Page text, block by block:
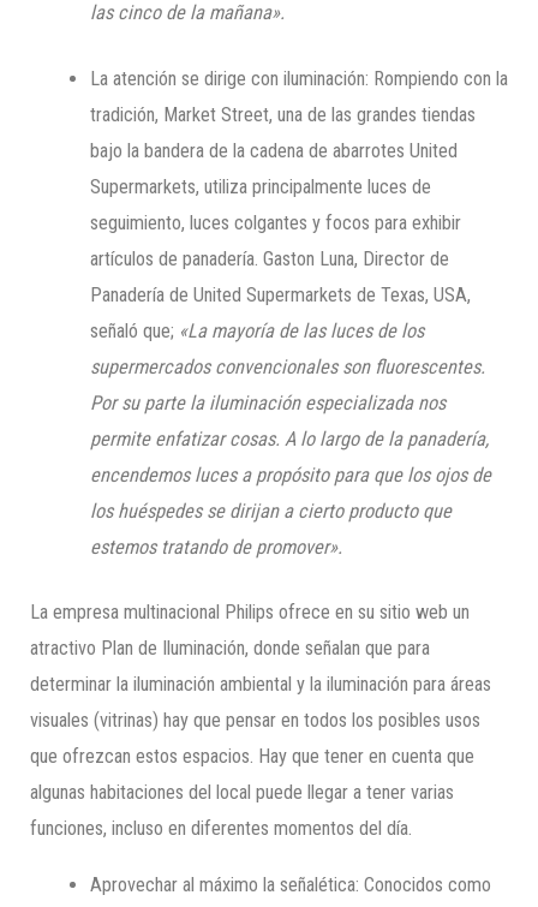
las cinco de la mañana».
La atención se dirige con iluminación: Rompiendo con la
tradición, Market Street, una de las grandes tiendas
bajo la bandera de la cadena de abarrotes United
Supermarkets, utiliza principalmente luces de
seguimiento, luces colgantes y focos para exhibir
artículos de panadería. Gaston Luna, Director de
Panadería de United Supermarkets de Texas, USA,
señaló que; «La mayoría de las luces de los
supermercados convencionales son fluorescentes.
Por su parte la iluminación especializada nos
permite enfatizar cosas. A lo largo de la panadería,
encendemos luces a propósito para que los ojos de
los huéspedes se dirijan a cierto producto que
estemos tratando de promover».
La empresa multinacional Philips ofrece en su sitio web un
atractivo Plan de Iluminación, donde señalan que para
determinar la iluminación ambiental y la iluminación para áreas
visuales (vitrinas) hay que pensar en todos los posibles usos
que ofrezcan estos espacios. Hay que tener en cuenta que
algunas habitaciones del local puede llegar a tener varias
funciones, incluso en diferentes momentos del día.
Aprovechar al máximo la señalética: Conocidos como